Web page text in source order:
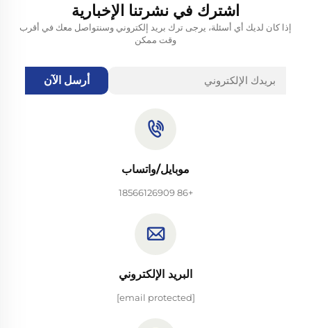
اشترك في نشرتنا الإخبارية
إذا كان لديك أي أسئلة، يرجى ترك بريد إلكتروني وسنتواصل معك في أقرب
وقت ممكن
أرسل الآن
موبايل/واتساب
+86 18566126909
البريد الإلكتروني
[email protected]